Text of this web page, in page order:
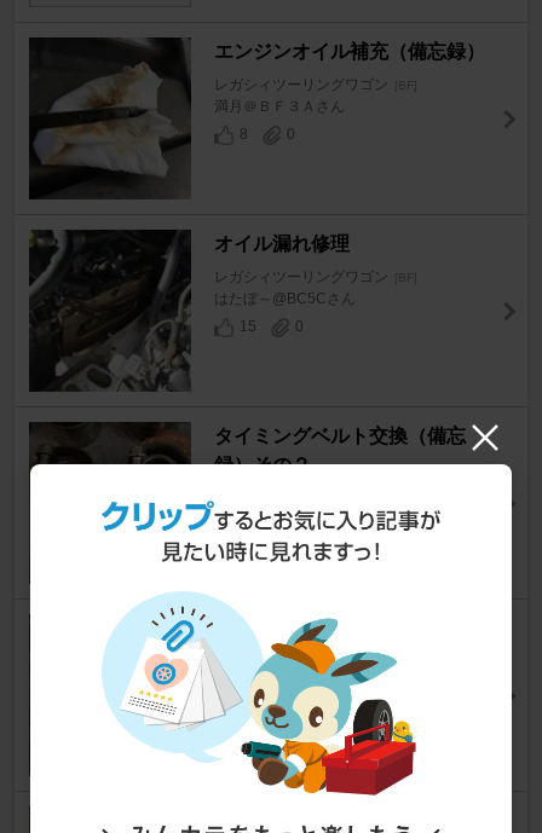
エンジンオイル補充（備忘録）
レガシィツーリングワゴン [BF]
満月＠ＢＦ３Ａさん
8
0
オイル漏れ修理
レガシィツーリングワゴン [BF]
はたぼ～@BC5Cさん
15
0
タイミングベルト交換（備忘
録）その２
レガシィツーリングワゴン
満月＠ＢＦ３Ａさん
6
1
タイミングベルト交換（備忘
録）その１
レガシィツーリングワゴン
満月＠ＢＦ３Ａさん
7
1
BFレガシィ後期 タイミングベ